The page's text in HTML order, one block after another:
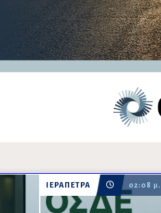
ΙΕΡΑΠΕΤΡΑ 02:08